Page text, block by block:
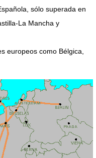
sólo superada en
La Mancha y
europeos como Bélgica,